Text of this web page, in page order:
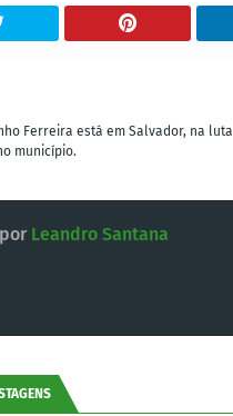
Ferreira está em Salvador, na luta
município.
Leandro Santana